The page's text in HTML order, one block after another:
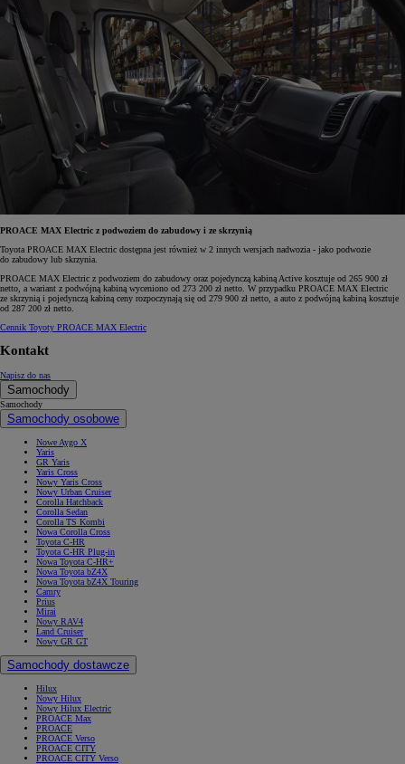
PROACE MAX Electric z podwoziem do zabudowy i ze skrzynią
Toyota PROACE MAX Electric dostępna jest również w 2 innych wersjach nadwozia - jako podwozie
do zabudowy lub skrzynia.
PROACE MAX Electric z podwoziem do zabudowy oraz pojedynczą kabiną Active kosztuje od 265 900 zł
netto, a wariant z podwójną kabiną wyceniono od 273 200 zł netto. W przypadku PROACE MAX Electric
ze skrzynią i pojedynczą kabiną ceny rozpoczynają się od 279 900 zł netto, a auto z podwójną kabiną kosztuje
od 287 200 zł netto.
Cennik Toyoty PROACE MAX Electric
Kontakt
Napisz do nas
Samochody
Samochody
Samochody osobowe
Nowe Aygo X
Yaris
GR Yaris
Yaris Cross
Nowy Yaris Cross
Nowy Urban Cruiser
Corolla Hatchback
Corolla Sedan
Corolla TS Kombi
Nowa Corolla Cross
Toyota C-HR
Toyota C-HR Plug-in
Nowa Toyota C-HR+
Nowa Toyota bZ4X
Nowa Toyota bZ4X Touring
Camry
Prius
Mirai
Nowy RAV4
Land Cruiser
Nowy GR GT
Samochody dostawcze
Hilux
Nowy Hilux
Nowy Hilux Electric
PROACE Max
PROACE
PROACE Verso
PROACE CITY
PROACE CITY Verso